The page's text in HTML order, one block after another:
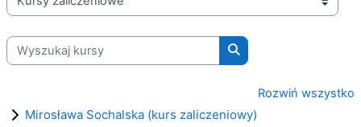
Kategorie kursów
Wyszukaj kursy
Wyszukaj kursy
Rozwiń wszystko
Mirosława Sochalska (kurs zaliczeniowy)